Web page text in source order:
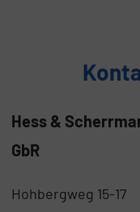
Hess &
GbR
Hohbergweg 15-17